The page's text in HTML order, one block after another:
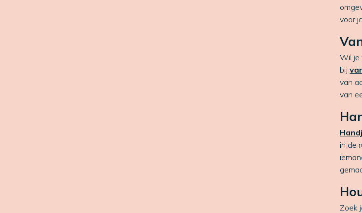
voor
Wil je
bij
van
van
in de
Zoek